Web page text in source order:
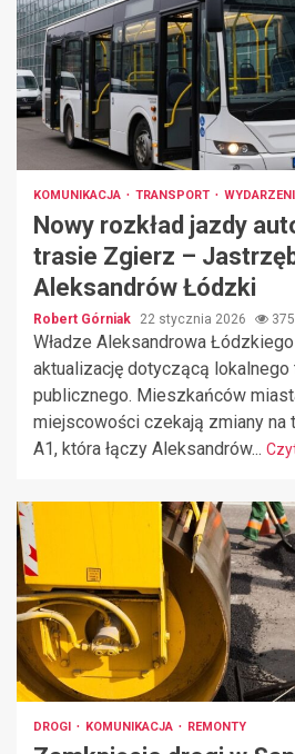
KOMUNIKACJA TRANSPORT
Nowy rozkład jazdy
trasie Zgierz –
Aleksandrów Łódzki
Robert Górniak 22 stycznia 2026 375
Władze Aleksandrowa
aktualizację dotyczącą lokalnego
publicznego. Mieszkańców
miejscowości czekają zmiany na
A1, która łączy Aleksandrów...
DROGI KOMUNIKACJA REMONTY